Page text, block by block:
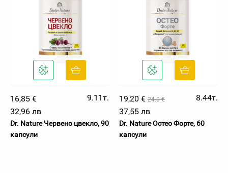
16,85 €
9.11т.
32,96 лв
Dr. Nature Червено цвекло, 90
капсули
19,20 € 24.0 €
8.44т.
37,55 лв
Dr. Nature Остео Форте, 60
капсули